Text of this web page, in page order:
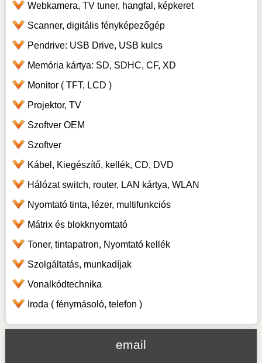
Webkamera, TV tuner, hangfal, képkeret
Scanner, digitális fényképezőgép
Pendrive: USB Drive, USB kulcs
Memória kártya: SD, SDHC, CF, XD
Monitor ( TFT, LCD )
Projektor, TV
Szoftver OEM
Szoftver
Kábel, Kiegészítő, kellék, CD, DVD
Hálózat switch, router, LAN kártya, WLAN
Nyomtató tinta, lézer, multifunkciós
Mátrix és blokknyomtató
Toner, tintapatron, Nyomtató kellék
Szolgáltatás, munkadíjak
Vonalkódtechnika
Iroda ( fénymásoló, telefon )
email